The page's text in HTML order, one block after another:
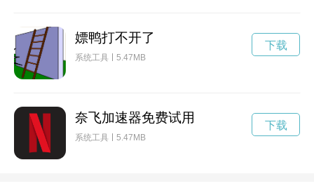
嫖鸭打不开了
系统工具 5.47MB
下载
奈飞加速器免费试用
系统工具 5.47MB
下载